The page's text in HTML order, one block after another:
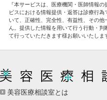
『本サービスは、医療機関・医師情報
ビスにおける情報提供・返答は診療行
いて、正確性、完全性、有益性、その
ん。提供した情報を用いて行う行動・
て行っていただきます様お願いいたしま
美容医療相談室とは